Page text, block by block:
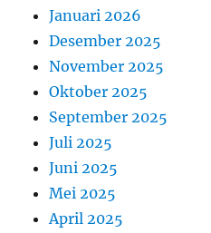
Januari 2026
Desember 2025
November 2025
Oktober 2025
September 2025
Juli 2025
Juni 2025
Mei 2025
April 2025